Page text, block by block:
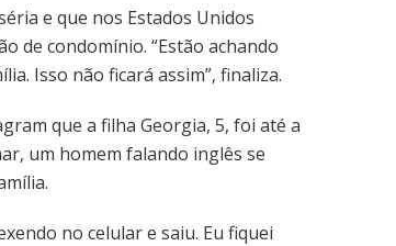
e que nos Estados Unidos
de condomínio. “Estão achando
Isso não ficará assim”, finaliza.
que a filha Georgia, 5, foi até a
um homem falando inglês se
no celular e saiu. Eu fiquei